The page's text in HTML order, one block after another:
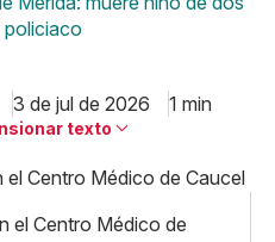
3 de jul de 2026 1 min
texto
el Centro Médico de